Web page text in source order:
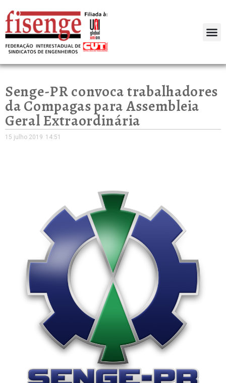
Senge-PR convoca trabalhadores
da Compagas para Assembleia
Geral Extraordinária
15 julho 2019 14:51